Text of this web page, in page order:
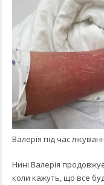
Валерія під час
Нині Валерія
коли кажуть, що все